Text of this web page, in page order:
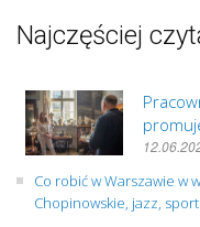
Najczęściej
Co robić w Warszawie w
Chopinowskie, jazz,